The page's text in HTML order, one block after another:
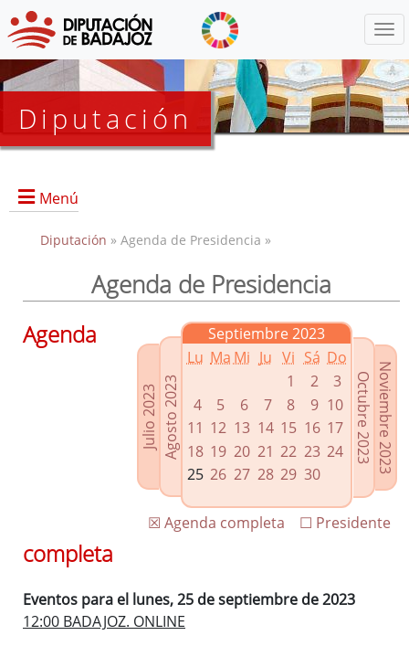
Diputación
Menú
Presidencia
Grupos Políticos
Enlaces relacionados
Agenda de Presidencia
Plenos provinciales y Juntas de gobierno
Oficina de Proyectos Europeos
Diputación » Agenda de Presidencia »
Agenda de Presidencia
Julio 2023Agosto 2023
Septiembre 2023
Lu Ma Mi Ju Vi Sá Do
1
2
3
4
5 6 7 8 9 10
11 12 13 14 15 16 17
18 19 20 21 22 23 24
25 26 27 28 29 30
Noviembre 2023
Octubre 2023
☐ Presidente
☒ Agenda completa
Agenda
completa
Eventos para el lunes, 25 de septiembre de 2023
12:00 BADAJOZ. ONLINE